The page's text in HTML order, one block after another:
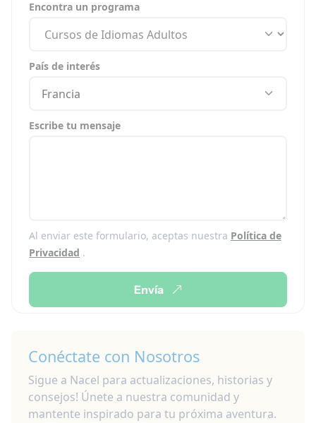
Encontra un programa
País de interés
Francia
Escribe tu mensaje
Al enviar este formulario, aceptas nuestra Política de
Privacidad .
Envía
Conéctate con Nosotros
Sigue a Nacel para actualizaciones, historias y
consejos! Únete a nuestra comunidad y
mantente inspirado para tu próxima aventura.